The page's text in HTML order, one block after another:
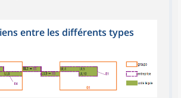
entre les différents types